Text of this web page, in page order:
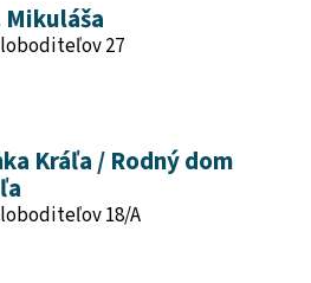
27
Kráľa / Rodný dom
18/A